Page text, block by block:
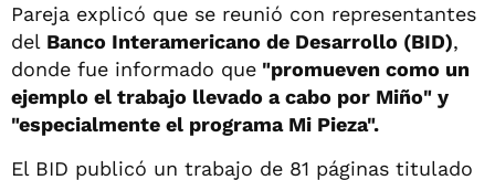
Pareja explicó que se reunió con representantes
del Banco Interamericano de Desarrollo (BID),
donde fue informado que "promueven como un
ejemplo el trabajo llevado a cabo por Miño" y
"especialmente el programa Mi Pieza".
El BID publicó un trabajo de 81 páginas titulado